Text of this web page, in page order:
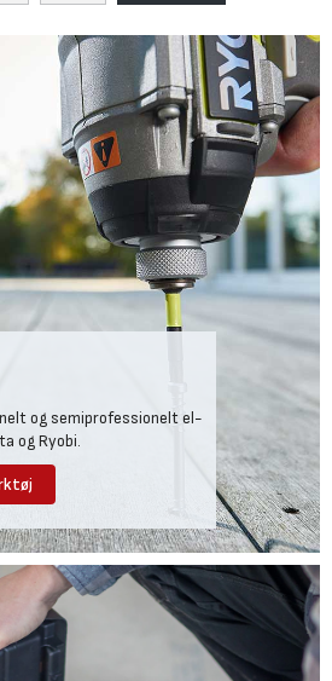
og semiprofessionelt el-
og Ryobi.